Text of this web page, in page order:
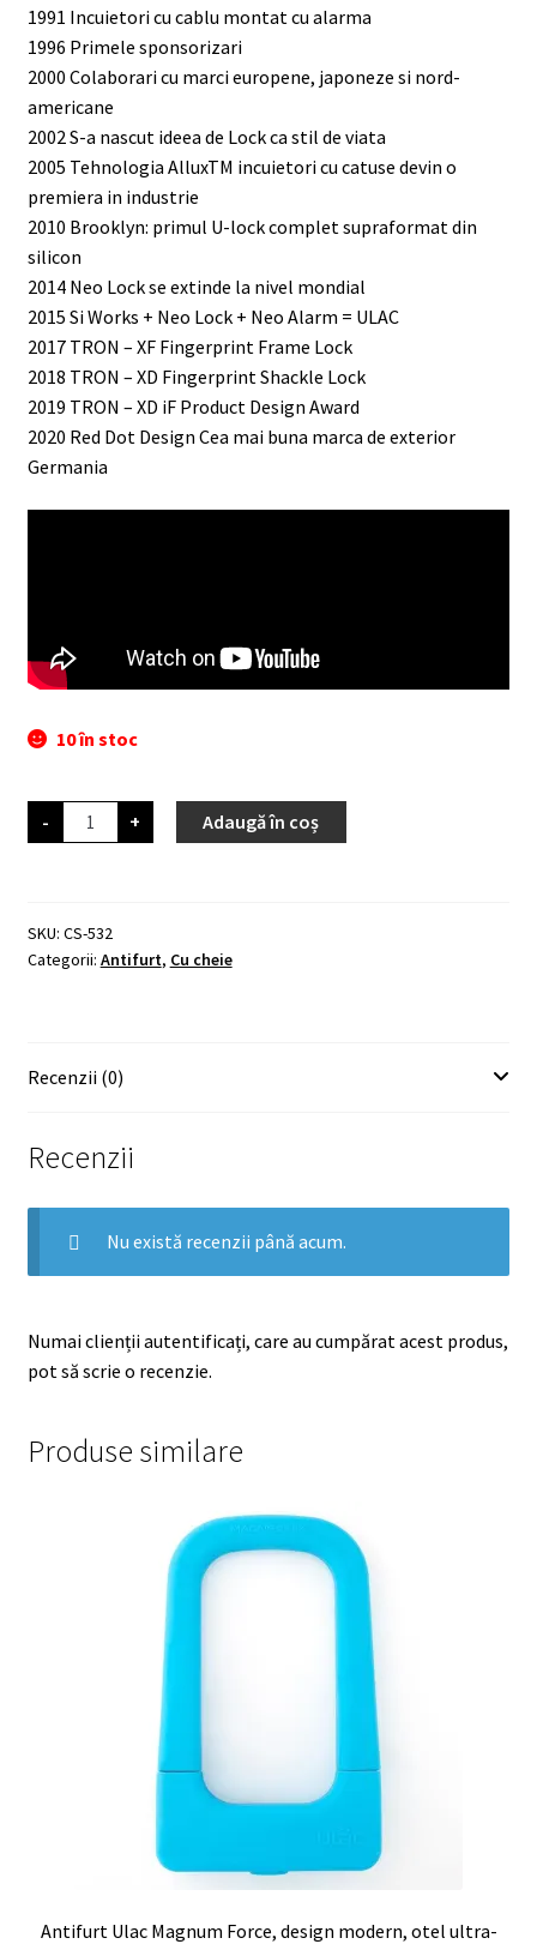
1991 Incuietori cu cablu montat cu alarma
1996 Primele sponsorizari
2000 Colaborari cu marci europene, japoneze si nord-
americane
2002 S-a nascut ideea de Lock ca stil de viata
2005 Tehnologia AlluxTM incuietori cu catuse devin o
premiera in industrie
2010 Brooklyn: primul U-lock complet supraformat din
silicon
2014 Neo Lock se extinde la nivel mondial
2015 Si Works + Neo Lock + Neo Alarm = ULAC
2017 TRON – XF Fingerprint Frame Lock
2018 TRON – XD Fingerprint Shackle Lock
2019 TRON – XD iF Product Design Award
2020 Red Dot Design Cea mai buna marca de exterior
Germania
10 în stoc
-
Cantitate
Ulac
Eurostile
calit
ultra-
rezistent,
kaki
+ Adaugă în coș
SKU: CS-532
Categorii: Antifurt, Cu cheie
Recenzii (0)
Recenzii
Nu există recenzii până acum.
Numai clienții autentificați, care au cumpărat acest produs,
pot să scrie o recenzie.
Produse similare
Antifurt Ulac Magnum Force, design modern, otel ultra-